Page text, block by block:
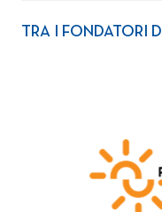
TRA I FONDATORI DI